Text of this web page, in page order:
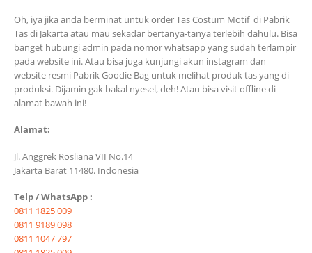
Oh, iya jika anda berminat untuk order Tas Costum Motif di Pabrik
Tas di Jakarta atau mau sekadar bertanya-tanya terlebih dahulu. Bisa
banget hubungi admin pada nomor whatsapp yang sudah terlampir
pada website ini. Atau bisa juga kunjungi akun instagram dan
website resmi Pabrik Goodie Bag untuk melihat produk tas yang di
produksi. Dijamin gak bakal nyesel, deh! Atau bisa visit offline di
alamat bawah ini!
Alamat:
Jl. Anggrek Rosliana VII No.14
Jakarta Barat 11480. Indonesia
Telp / WhatsApp :
0811 1825 009
0811 9189 098
0811 1047 797